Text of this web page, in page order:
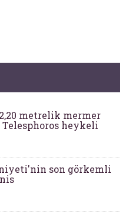
metrelik mermer
heykeli
son görkemli